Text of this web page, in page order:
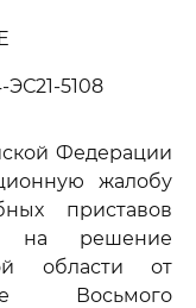
ЭС21-5108
Федерации
жалобу
приставов
на решение
области от
Восьмого